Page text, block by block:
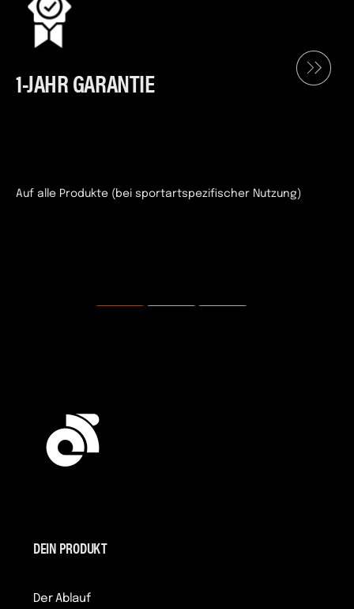
1-JAHR GARANTIE
Auf alle Produkte (bei sportartspezifischer Nutzung)
DEIN PRODUKT
Der Ablauf